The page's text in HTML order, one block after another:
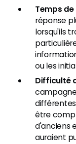
Temps
réponse
lorsqu'ils
ou les
Difficulté
être
d'anciens
auraient